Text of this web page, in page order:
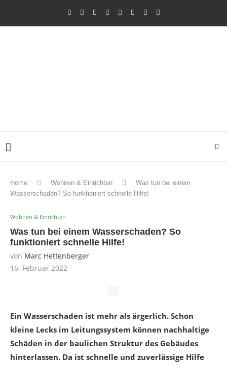
Home Wohnen & Einrichten
Was tun bei einem
Wasserschaden? So funktioniert schnelle Hilfe!
Wohnen & Einrichten
Was tun bei einem Wasserschaden? So
funktioniert schnelle Hilfe!
von Marc Hettenberger
16. Februar 2022
Ein Wasserschaden ist mehr als ärgerlich. Schon
kleine Lecks im Leitungssystem können nachhaltige
Schäden in der baulichen Struktur des Gebäudes
hinterlassen. Da ist schnelle und zuverlässige Hilfe